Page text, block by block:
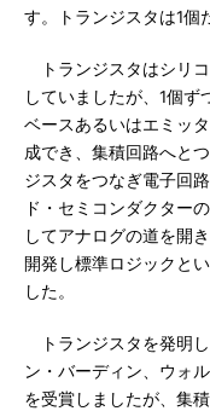
す。トランジスタは1個
トランジスタはシリ
していましたが、1個
ベースあるいはエミッ
成でき、集積回路へと
ジスタをつなぎ電子回
ド・セミコンダクター
してアナログの道を開
開発し標準ロジックと
した。
トランジスタを発明
ン・バーディン、ウォ
を受賞しましたが、集